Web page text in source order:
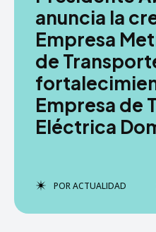
TERMS & CONDITIONS
NEWSLETTER
DMCA
Comparte esto:
TERMS & CONDITIONS
NEWSLETTER
DMCA
Comparte esto:
anuncia la
Empresa
de
Empresa de
Eléctrica
PORACTUALIDAD